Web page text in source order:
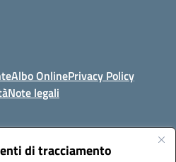
di tracciamento
Albo OnlinePrivacy Policy
Note legali